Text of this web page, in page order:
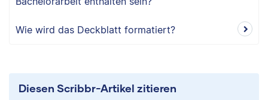
Wie wird das Deckblatt formatiert?
Diesen Scribbr-Artikel zitieren